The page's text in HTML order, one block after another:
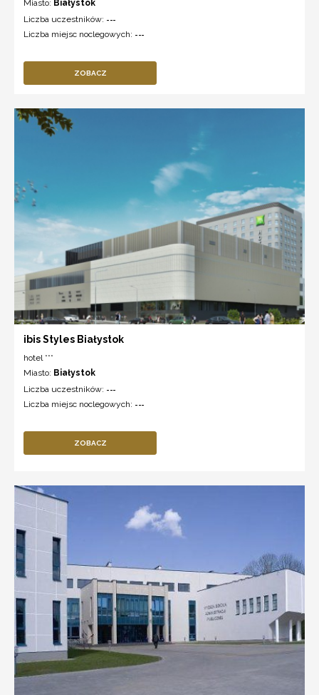
Miasto: Białystok
Liczba uczestników: ---
Liczba miejsc noclegowych: ---
ZOBACZ
ibis Styles Białystok
hotel ***
Miasto: Białystok
Liczba uczestników: ---
Liczba miejsc noclegowych: ---
ZOBACZ